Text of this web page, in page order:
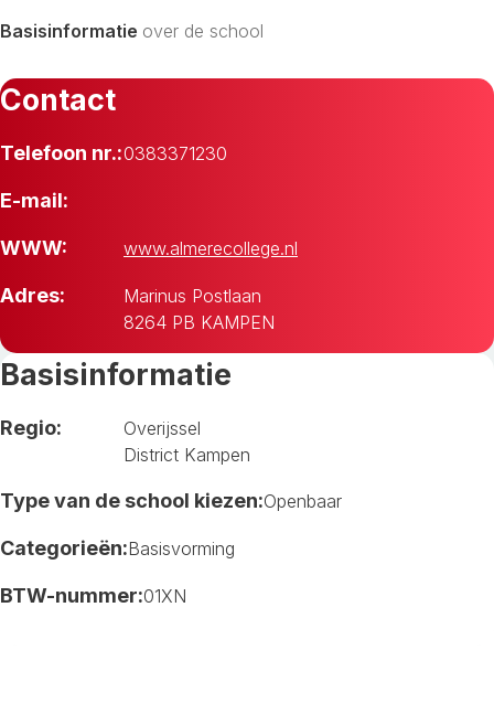
Basisinformatie over de school
Contact
Telefoon nr.:0383371230
E-mail:
WWW: www.almerecollege.nl
Adres:
Marinus Postlaan
8264 PB KAMPEN
Basisinformatie
Regio:
Overijssel
District Kampen
Type van de school kiezen:Openbaar
Categorieën:Basisvorming
BTW-nummer:01XN